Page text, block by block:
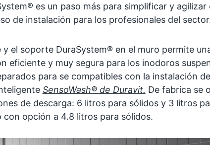
es un paso más para simplificar y agilizar
de instalación para los profesionales del
y el soporte DuraSystem® en el muro permite
eficiente y muy segura para los inodoros
para se compatibles con la instalación
SensoWash® de Duravit. De fabrica se
de descarga: 6 litros para sólidos y 3 litros
con opción a 4.8 litros para sólidos.